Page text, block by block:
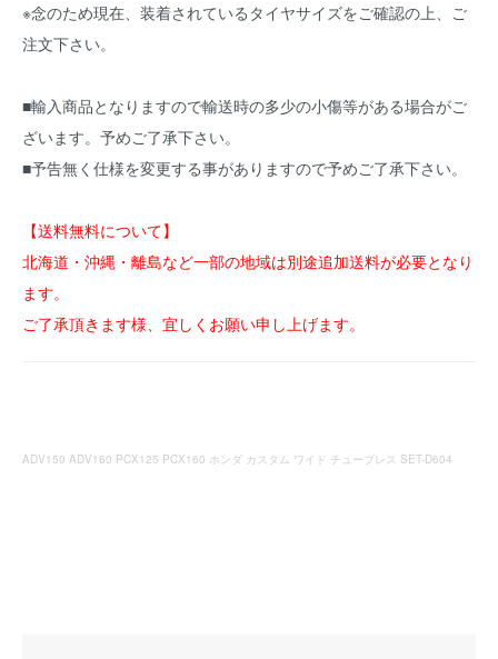
※念のため現在、装着されているタイヤサイズをご確認の上、ご
注文下さい。
■輸入商品となりますので輸送時の多少の小傷等がある場合がご
ざいます。予めご了承下さい。
■予告無く仕様を変更する事がありますので予めご了承下さい。
【送料無料について】
北海道・沖縄・離島など一部の地域は別途追加送料が必要となり
ます。
ご了承頂きます様、宜しくお願い申し上げます。
ADV150 ADV160 PCX125 PCX160 ホンダ カスタム ワイド チューブレス SET-D604